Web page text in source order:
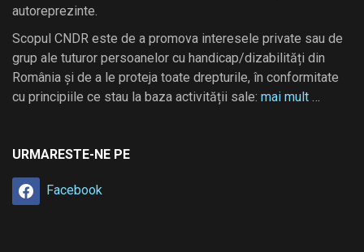
autoreprezinte.
Scopul CNDR este de a promova interesele private sau de
grup ale tuturor persoanelor cu handicap/dizabilități din
România și de a le proteja toate drepturile, în conformitate
cu principiile ce stau la baza activității sale: mai mult …
URMARESTE-NE PE
Facebook